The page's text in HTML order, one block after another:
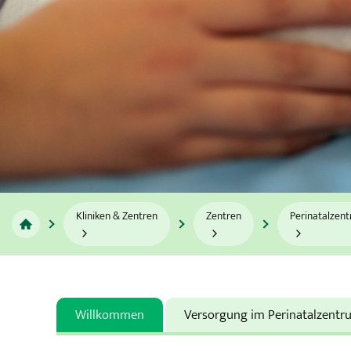
Gastroenterologie, Diabetologie und Hämato-Onkologie
Gynäkologie
Infektiologie
Innere Medizin
Integrative Schmerzmedizin
Kliniken & Zentren Zentren
Willkommen Versorgung im